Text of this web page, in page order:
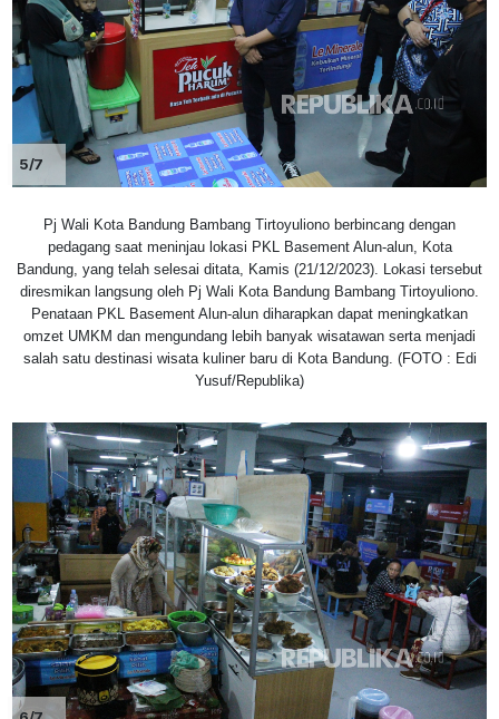
5/7
Pj Wali Kota Bandung Bambang Tirtoyuliono berbincang dengan
pedagang saat meninjau lokasi PKL Basement Alun-alun, Kota
Bandung, yang telah selesai ditata, Kamis (21/12/2023). Lokasi tersebut
diresmikan langsung oleh Pj Wali Kota Bandung Bambang Tirtoyuliono.
Penataan PKL Basement Alun-alun diharapkan dapat meningkatkan
omzet UMKM dan mengundang lebih banyak wisatawan serta menjadi
salah satu destinasi wisata kuliner baru di Kota Bandung. (FOTO : Edi
Yusuf/Republika)